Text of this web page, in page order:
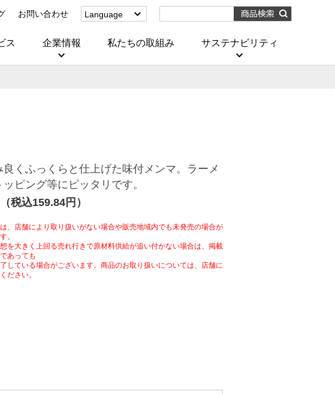
お問い合わせ
Language
(Corporate)
ス 企業情報 私たちの取組み サステナビリティ
良くふっくらと仕上げた味付メンマ。ラーメ
ッピング等にピッタリです。
税込159.84円）
、店舗により取り扱いがない場合や販売地域内でも未発売の場合が
。
を大きく上回る売れ行きで原材料供給が追い付かない場合は、掲載
あっても
している場合がございます。商品のお取り扱いについては、店舗に
ださい。